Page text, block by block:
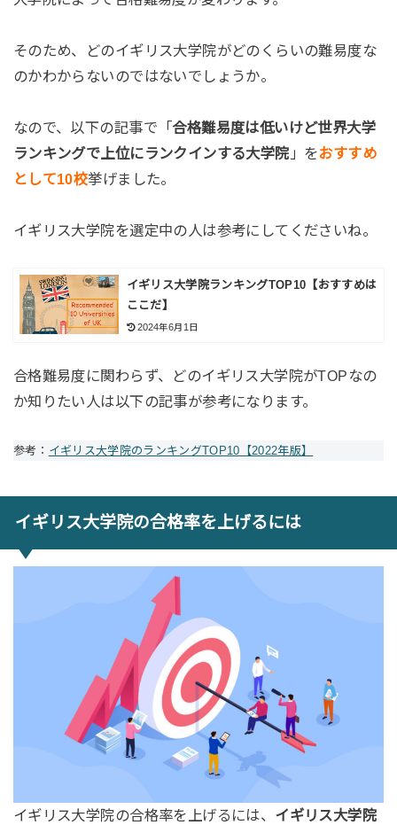
そのため、どのイギリス大学院がどのくらいの難易度な
のかわからないのではないでしょうか。
なので、以下の記事で「合格難易度は低いけど世界大学
ランキングで上位にランクインする大学院 」をおすすめ
として10校挙げました。
イギリス大学院を選定中の人は参考にしてくださいね。
イギリス大学院ランキングTOP10【おすすめは
ここだ】
2024年6月1日
合格難易度に関わらず、どのイギリス大学院がTOPなの
か知りたい人は以下の記事が参考になります。
参考： イギリス大学院のランキングTOP10【2022年版】
イギリス大学院の合格率を上げるには
イギリス大学院の合格率を上げるには、 イギリス大学院